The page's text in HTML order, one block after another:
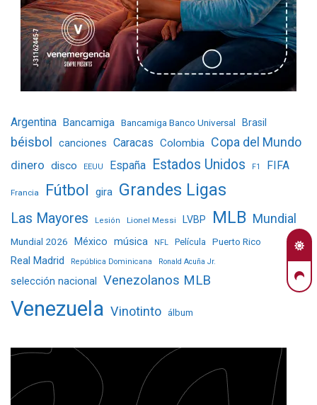
Argentina Bancamiga Bancamiga Banco Universal Brasil
béisbol canciones Caracas Colombia Copa del Mundo
dinero disco EEUU España Estados Unidos F1 FIFA
Francia Fútbol gira Grandes Ligas
Las Mayores Lesión Lionel Messi LVBP MLB Mundial
Mundial 2026 México música NFL Película Puerto Rico
Real Madrid República Dominicana Ronald Acuña Jr.
selección nacional Venezolanos MLB
Venezuela Vinotinto álbum